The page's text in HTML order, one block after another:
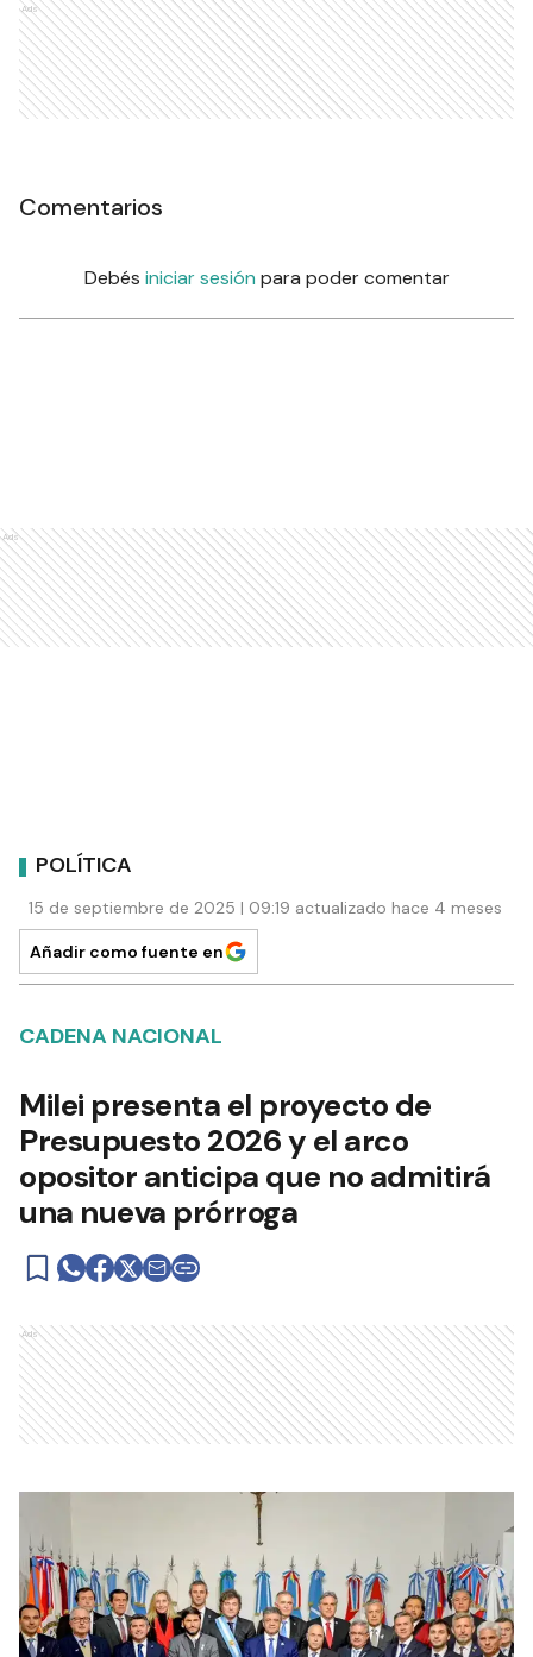
Ads
Comentarios
Debés iniciar sesión para poder comentar
Ads
POLÍTICA
15 de septiembre de 2025 | 09:19 actualizado hace 4 meses
Añadir como fuente en
CADENA NACIONAL
Milei presenta el proyecto de
Presupuesto 2026 y el arco
opositor anticipa que no admitirá
una nueva prórroga
Ads